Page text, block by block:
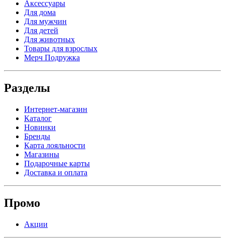
Аксессуары
Для дома
Для мужчин
Для детей
Для животных
Товары для взрослых
Мерч Подружка
Разделы
Интернет-магазин
Каталог
Новинки
Бренды
Карта лояльности
Магазины
Подарочные карты
Доставка и оплата
Промо
Акции